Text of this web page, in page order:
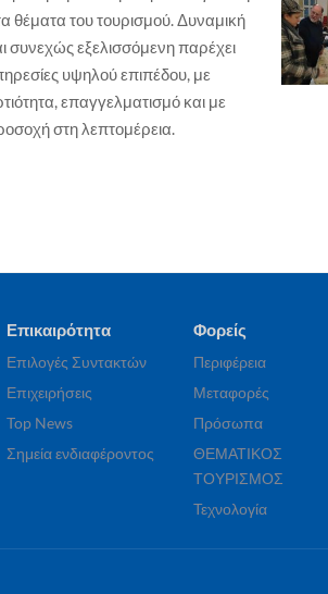
θέματα του τουρισμού. Δυναμική
συνεχώς εξελισσόμενη παρέχει
υψηλού επιπέδου, με
επαγγελματισμό και με
στη λεπτομέρεια.
ΘΑΛΑΣΣΙΟΣ ΤΟΥΡΙΣΜΟΣ
Οργανισμός Λιμένος Κέρκυρας: Οι
Παξοί αναδεικνύονται σε πόλο
έλξης για την κρουαζιέρα μικρής
Επικαιρότητα
Επιλογές Συντακτών
Επιχειρήσεις
Top News
Σημεία ενδιαφέροντος
Φορείς
Περιφέρεια
Μεταφορές
Πρόσωπα
ΘΕΜΑΤΙΚΟΣ
ΤΟΥΡΙΣΜΟΣ
Τεχνολογία